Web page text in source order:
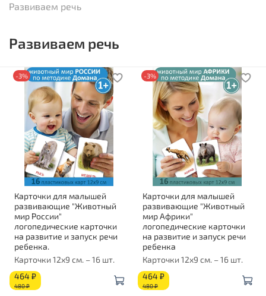
Развиваем речь
Развиваем речь
-3%
Карточки для малышей
развивающие "Животный
мир России"
логопедические карточки
на развитие и запуск речи
ребенка.
Карточки 12х9 см. – 16 шт.
464 ₽
480 ₽
-3%
Карточки для малышей
развивающие "Животный
мир Африки"
логопедические карточки
на развитие и запуск речи
ребенка
Карточки 12х9 см. – 16 шт.
464 ₽
480 ₽